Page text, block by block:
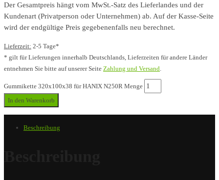
Der Gesamtpreis hängt vom MwSt.-Satz des Lieferlandes und der
Kundenart (Privatperson oder Unternehmen) ab. Auf der Kasse-Seite
wird der endgültige Preis gegebenenfalls neu berechnet.
Lieferzeit: 2-5 Tage*
* gilt für Lieferungen innerhalb Deutschlands, Lieferzeiten für andere Länder
entnehmen Sie bitte auf unserer Seite Zahlung und Versand
Gummikette 320x100x38 für HANIX N250R Menge
In den Warenkorb
Beschreibung